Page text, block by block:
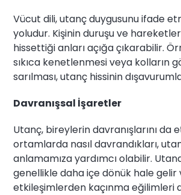
Vücut dili, utanç duygusunu ifade
yoludur. Kişinin duruşu ve
hissettiği anları açığa çıkarabilir.
sıkıca kenetlenmesi veya kolların
sarılması, utanç hissinin
Davranışsal İşaretler
Utanç, bireylerin davranışlarını da
ortamlarda nasıl davrandıkları,
anlamamıza yardımcı olabilir.
genellikle daha içe dönük hale gelir
etkileşimlerden kaçınma eğilimleri